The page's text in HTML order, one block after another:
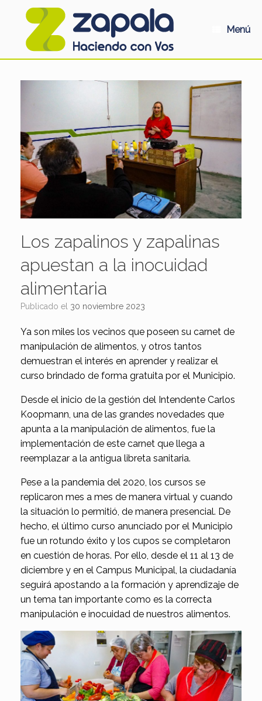
Menú
Los zapalinos y zapalinas
apuestan a la inocuidad
alimentaria
Publicado el 30 noviembre 2023
Ya son miles los vecinos que poseen su carnet de
manipulación de alimentos, y otros tantos
demuestran el interés en aprender y realizar el
curso brindado de forma gratuita por el Municipio.
Desde el inicio de la gestión del Intendente Carlos
Koopmann, una de las grandes novedades que
apunta a la manipulación de alimentos, fue la
implementación de este carnet que llega a
reemplazar a la antigua libreta sanitaria.
Pese a la pandemia del 2020, los cursos se
replicaron mes a mes de manera virtual y cuando
la situación lo permitió, de manera presencial. De
hecho, el último curso anunciado por el Municipio
fue un rotundo éxito y los cupos se completaron
en cuestión de horas. Por ello, desde el 11 al 13 de
diciembre y en el Campus Municipal, la ciudadanía
seguirá apostando a la formación y aprendizaje de
un tema tan importante como es la correcta
manipulación e inocuidad de nuestros alimentos.